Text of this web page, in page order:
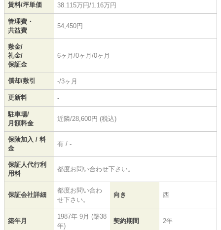
賃料/坪単価 38.115万円/1.16万円
管理費・
共益費
54,450円
敷金/
礼金/
保証金
6ヶ月/0ヶ月/0ヶ月
償却/敷引 -/3ヶ月
更新料 -
駐車場/
月額料金
近隣/28,600円 (税込)
保険加入 / 料
金
有 / -
保証人代行利
用料
都度お問い合わせ下さい。
保証会社詳細
都度お問い合わ
せ下さい。
向き 西
築年月
1987年 9月 (築38
年)
契約期間 2年